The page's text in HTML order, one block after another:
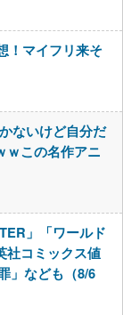
！マイフリ来そ
ないけど自分だ
ｗこの名作アニ
」「ワールド
社コミックス値
」なども（8/6